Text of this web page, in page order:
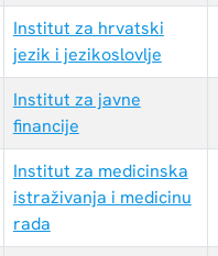
Institut za hrvatski
jezik i jezikoslovlje
Institut za javne
financije
Institut za medicinska
istraživanja i medicinu
rada